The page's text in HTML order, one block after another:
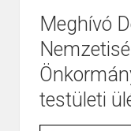
Page 1
Meghívó
testületi